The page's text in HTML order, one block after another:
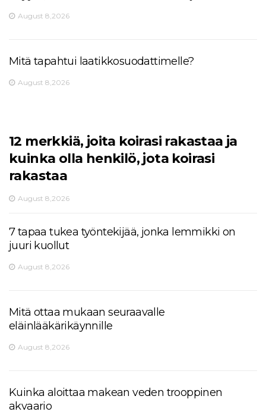
August 8,2026
Mitä tapahtui laatikkosuodattimelle?
August 8,2026
12 merkkiä, joita koirasi rakastaa ja
kuinka olla henkilö, jota koirasi
rakastaa
August 8,2026
7 tapaa tukea työntekijää, jonka lemmikki on
juuri kuollut
August 8,2026
Mitä ottaa mukaan seuraavalle
eläinlääkärikäynnille
August 8,2026
Kuinka aloittaa makean veden trooppinen
akvaario